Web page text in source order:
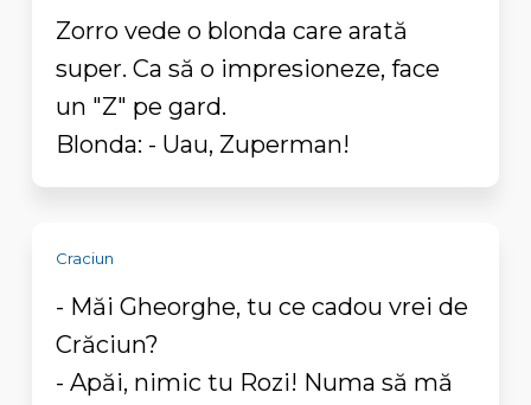
Zorro vede o blonda care arată
super. Ca să o impresioneze, face
un "Z" pe gard.
Blonda: - Uau, Zuperman!
Craciun
- Măi Gheorghe, tu ce cadou vrei de
Crăciun?
- Apăi, nimic tu Rozi! Numa să mă